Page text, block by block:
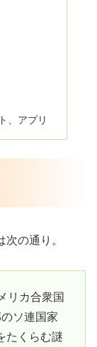
、アプリ
の通り。
リカ合衆国
ソ連国家
たくらむ謎